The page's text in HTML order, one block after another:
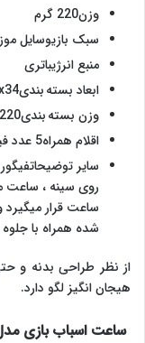
وزن220 گرم
سبک بازیوسایل
منبع انرژیباتری
ابعاد بسته بندی26x40x34
وزن بسته بندی220
اقلام همراه5 عدد فیگور
ساعت قرار
شده همراه با
از نظر طراحی بدنه و
هیجان انگیز لگو دارد.
ساعت اسباب بازی مدل بن تن کد